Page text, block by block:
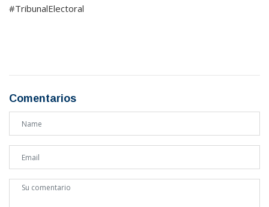
#TribunalElectoral
Comentarios